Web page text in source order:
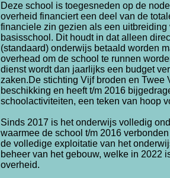
Deze school is toegesneden op de
overheid financiert een deel van de
financiele zin gezien als een
basisschool. Dit houdt in dat alleen
(standaard) onderwijs betaald worden
overhead om de school te runnen
dienst wordt dan jaarlijks een budget
zaken.De stichting Vijf broden en Twee
beschikking en heeft t/m 2016
schoolactiviteiten, een teken van hoop
Sinds 2017 is het onderwijs volledig
waarmee de school t/m 2016
de volledige exploitatie van het
beheer van het gebouw, welke in 2022
overheid.